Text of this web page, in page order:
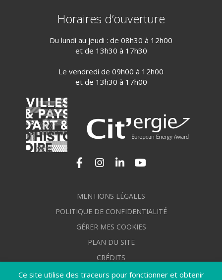
Ce site utilise des traceurs pour fonctionner et obtenir
Horaires d’ouverture
Du lundi au jeudi : de 08h30 à 12h00
et de 13h30 à 17h30
Le vendredi de 09h00 à 12h00
et de 13h30 à 17h00
Lien vers le compte Facebook
Lien vers le compte Instagram
Lien vers le compte
MENTIONS LÉGALES
POLITIQUE DE CONFIDENTIALITÉ
GÉRER MES COOKIES
PLAN DU SITE
CRÉDITS
ACCESSIBILITÉ : NON CONFORME